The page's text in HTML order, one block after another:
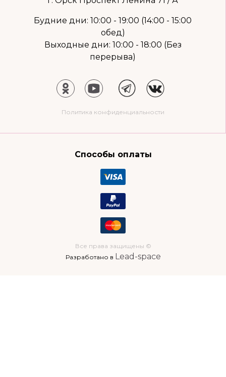
Будние дни: 10:00 - 19:00 (14:00 - 15:00
обед)
Выходные дни: 10:00 - 18:00 (Без
перерыва)
Политика конфиденциальности
Способы оплаты
Все права защищены ©
Разработано в Lead-space